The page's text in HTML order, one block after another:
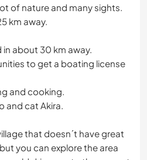
of nature and many sights.
km away.
in about 30 km away.
to get a boating license
and cooking.
and cat Akira.
that doesn´t have great
you can explore the area